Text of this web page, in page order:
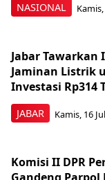
NASIONAL
JABAR
Jabar Tawarkan
Jaminan Listrik
Investasi Rp314
Kamis, 16
Komisi II DPR